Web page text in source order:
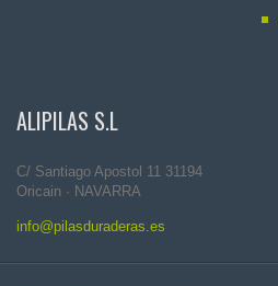
ALIPILAS S.L
C/ Santiago Apostol 11 31194
Oricain · NAVARRA
info@pilasduraderas.es